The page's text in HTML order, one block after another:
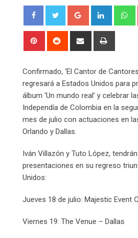
Google+ LinkedIn
Pinterest Reddit
Share
Confirmado, ‘El Cantor de
regresará a Estados Unidos para
álbum ‘Un mundo real’ y celebrar
Independía de Colombia en la
mes de julio con actuaciones en
Orlando y Dallas.
Iván Villazón y Tuto López,
presentaciones en su regreso
Unidos:
Jueves 18 de julio: Majestic Event
Viernes 19: The Venue – Dallas